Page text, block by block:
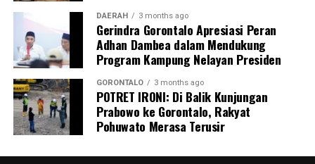
DAERAH 3 months ago
Gerindra Gorontalo Apresiasi Peran
Adhan Dambea dalam Mendukung
Program Kampung Nelayan Presiden
GORONTALO 3 months ago
POTRET IRONI: Di Balik Kunjungan
Prabowo ke Gorontalo, Rakyat
Pohuwato Merasa Terusir